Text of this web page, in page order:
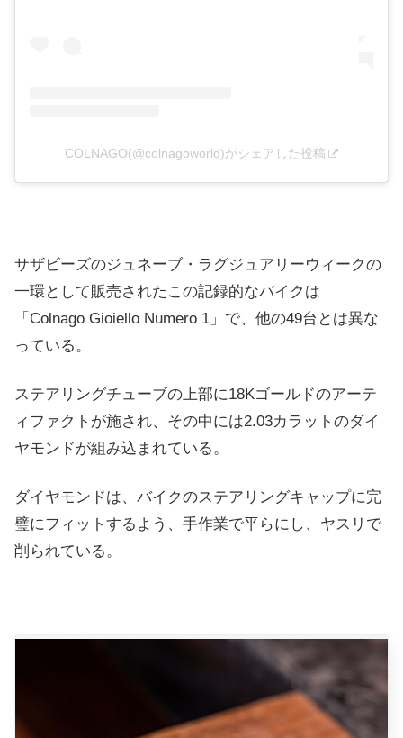
COLNAGO(@colnagoworld)がシェアした投稿
サザビーズのジュネーブ・ラグジュアリーウィークの
一環として販売されたこの記録的なバイクは
「Colnago Gioiello Numero 1」で、他の49台とは異な
っている。
ステアリングチューブの上部に18Kゴールドのアーテ
ィファクトが施され、その中には2.03カラットのダイ
ヤモンドが組み込まれている。
ダイヤモンドは、バイクのステアリングキャップに完
璧にフィットするよう、手作業で平らにし、ヤスリで
削られている。